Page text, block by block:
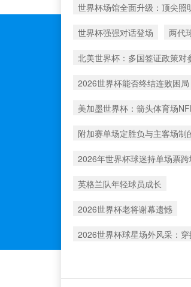
世界杯场馆全面升级：顶尖照
世界杯强强对话登场 两代
2026世界杯能否终结连败困局
英格兰队年轻球员成长
2026世界杯老将谢幕遗憾
2026世界杯球星场外风采：